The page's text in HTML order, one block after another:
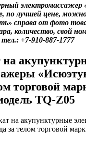
электромассажер
по лучшей цене, можно
справа от фото
количество, свой
тел.: +7-910-887-1777
торговой
TQ-Z05